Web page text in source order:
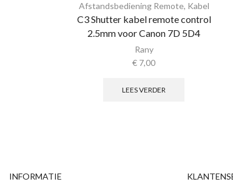
Afstandsbediening Remote, Kabel
C3 Shutter kabel remote control
2.5mm voor Canon 7D 5D4
Rany
€ 7,00
LEES VERDER
INFORMATIE